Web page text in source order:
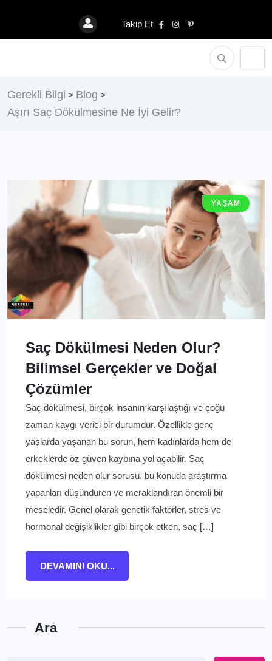
Takip Et
Gerekli Bilgi > Blog >
Aşırı Saç Dökülmesine Ne İyi Gelir?
YAŞAM
Saç Dökülmesi Neden Olur?
Bilimsel Gerçekler ve Doğal
Çözümler
Saç dökülmesi, birçok insanın karşılaştığı ve çoğu
zaman kaygı verici bir durumdur. Özellikle genç
yaşlarda yaşanan bu sorun, hem kadınlarda hem de
erkeklerde öz güven kaybına yol açabilir. Saç
dökülmesi neden olur sorusu, bu konuda araştırma
yapanları düşündüren ve meraklandıran önemli bir
meseledir. Genel olarak genetik faktörler, stres ve
hormonal değişiklikler gibi birçok etken, saç […]
DEVAMINI OKU...
Ara